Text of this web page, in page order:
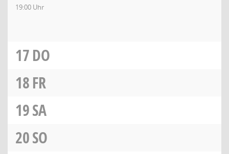
19:00 Uhr
17DO
18FR
19SA
20SO